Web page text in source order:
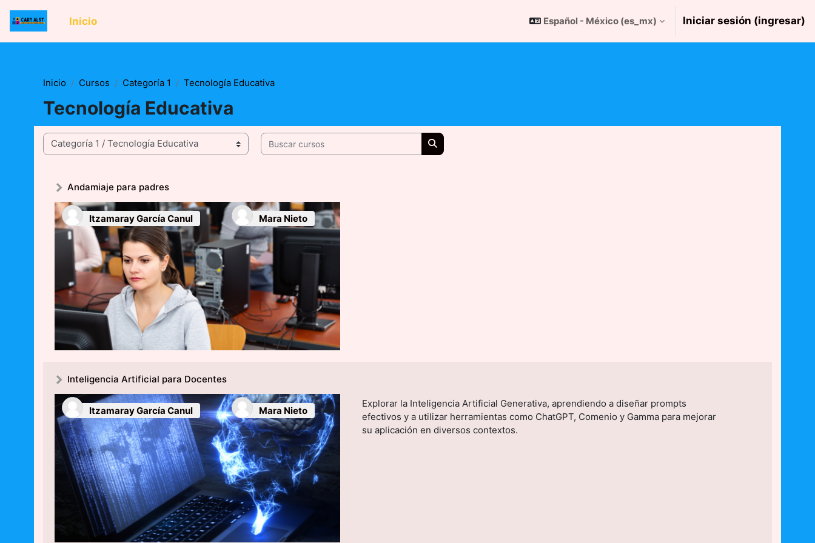
Inicio Español - México ‎(es_mx)‎ Iniciar sesión (ingresar)
Inicio Cursos Categoría 1 Tecnología Educativa
Tecnología Educativa
Categorías
Buscar cursos
Buscar cursos
Andamiaje para padres
Itzamaray García Canul Mara Nieto
Inteligencia Artificial para Docentes
Itzamaray García Canul Mara Nieto
Explorar la Inteligencia Artificial Generativa, aprendiendo a diseñar prompts
efectivos y a utilizar herramientas como ChatGPT, Comenio y Gamma para mejorar
su aplicación en diversos contextos.